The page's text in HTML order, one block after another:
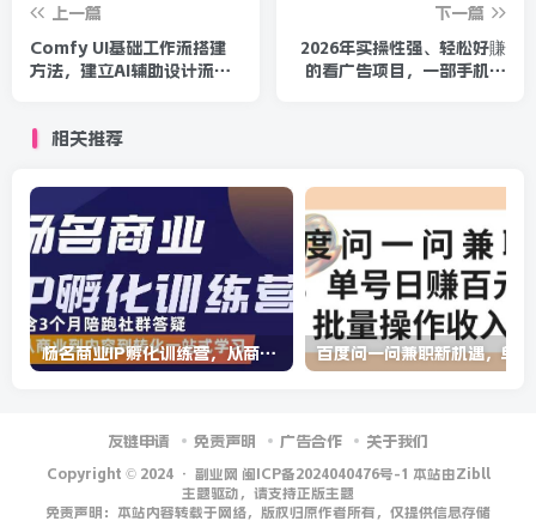
上一篇
Comfy UI基础工作流搭建
方法，建立AI辅助设计流
下一篇
2026年实操性强、轻松好賺
的看广告项目，一部手机平
相关推荐
杨名商业IP孵化训练营，从商业到内容到转化一站式学 价值5980元
友链申请 免责声明 广告合作 关于我们
Copyright © 2024 · 副业网 闽ICP备2024040476号-1 本站由Zibll
主题驱动，请支持正版主题
免责声明：本站内容转载于网络，版权归原作者所有，仅提供信息存储